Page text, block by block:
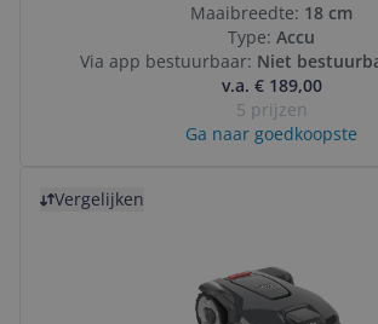
Maaibreedte: 18 cm
Type: Accu
Via app bestuurbaar: Niet
v.a. € 189,00
5 prijzen
Ga naar goedkoopste
Vergelijken